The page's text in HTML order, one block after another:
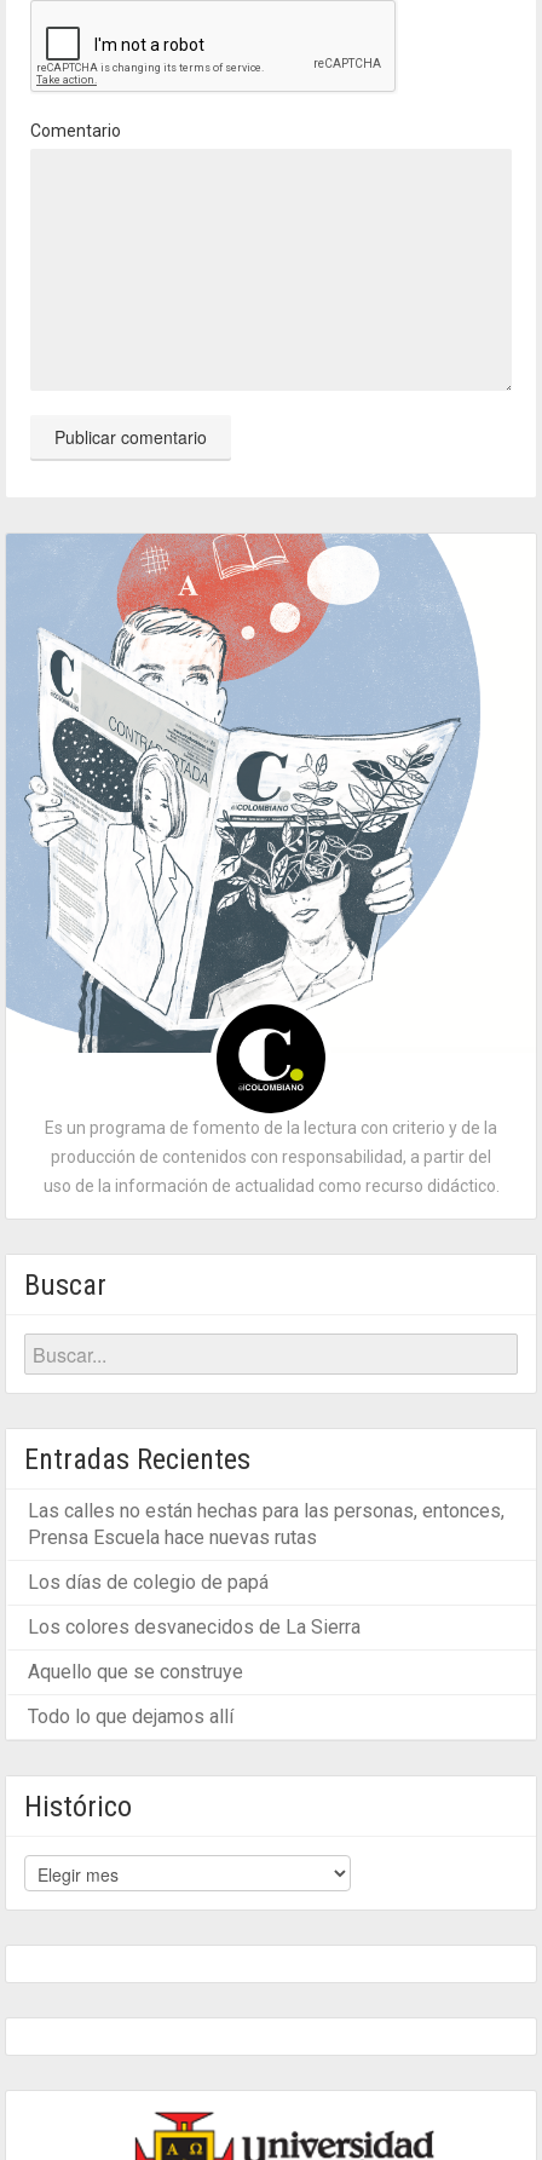
Comentario
Es un programa de fomento de la lectura con criterio y de la
producción de contenidos con responsabilidad, a partir del
uso de la información de actualidad como recurso didáctico.
Buscar
Entradas Recientes
Las calles no están hechas para las personas, entonces,
Prensa Escuela hace nuevas rutas
Los días de colegio de papá
Los colores desvanecidos de La Sierra
Aquello que se construye
Todo lo que dejamos allí
Histórico